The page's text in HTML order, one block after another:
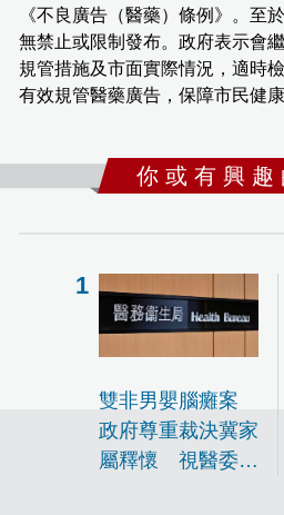
《不良廣告（醫藥）條例》。至
無禁止或限制發布。政府表示會
規管措施及市面實際情況，適時
有效規管醫藥廣告，保障市民健康
你 或 有 興 趣
雙非男嬰腦癱案
政府尊重裁決冀家
屬釋懷 視醫委會